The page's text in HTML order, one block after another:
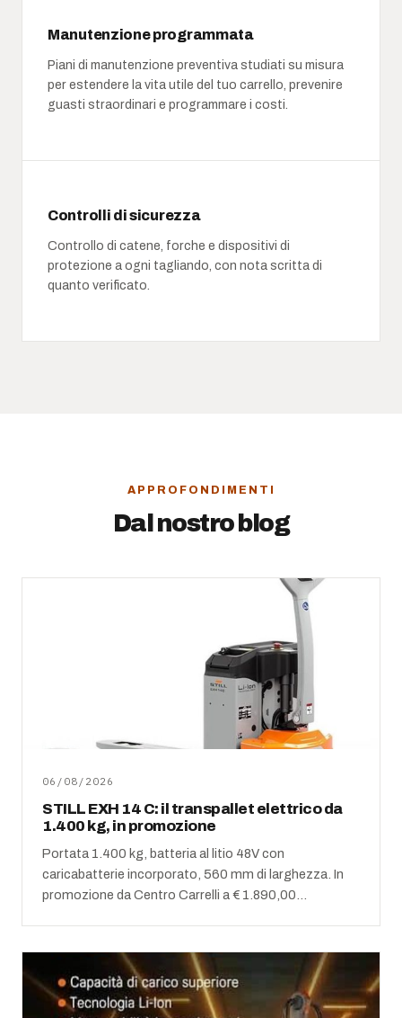
Manutenzione programmata
Piani di manutenzione preventiva studiati su misura
per estendere la vita utile del tuo carrello, prevenire
guasti straordinari e programmare i costi.
Controlli di sicurezza
Controllo di catene, forche e dispositivi di
protezione a ogni tagliando, con nota scritta di
quanto verificato.
APPROFONDIMENTI
Dal nostro blog
06/08/2026
STILL EXH 14 C: il transpallet elettrico da
1.400 kg, in promozione
Portata 1.400 kg, batteria al litio 48V con
caricabatterie incorporato, 560 mm di larghezza. In
promozione da Centro Carrelli a € 1.890,00…